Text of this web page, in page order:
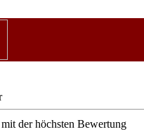
der höchsten Bewertung